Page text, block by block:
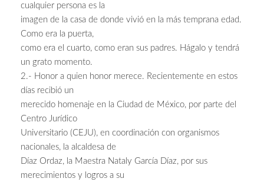
cualquier persona es la
imagen de la casa de donde vivió en la más temprana edad.
Como era la puerta,
como era el cuarto, como eran sus padres. Hágalo y tendrá
un grato momento.
2.- Honor a quien honor merece. Recientemente en estos
días recibió un
merecido homenaje en la Ciudad de México, por parte del
Centro Jurídico
Universitario (CEJU), en coordinación con organismos
nacionales, la alcaldesa de
Díaz Ordaz, la Maestra Nataly García Díaz, por sus
merecimientos y logros a su